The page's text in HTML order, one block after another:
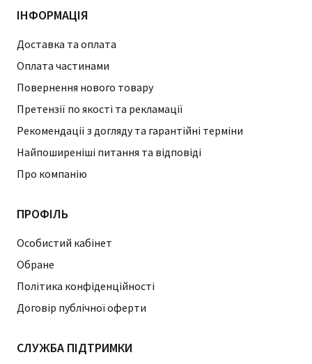
ІНФОРМАЦІЯ
Доставка та оплата
Оплата частинами
Повернення нового товару
Претензії по якості та рекламації
Рекомендації з догляду та гарантійні терміни
Найпоширеніші питання та відповіді
Про компанію
ПРОФІЛЬ
Особистий кабінет
Обране
Політика конфіденційності
Договір публічної оферти
СЛУЖБА ПІДТРИМКИ